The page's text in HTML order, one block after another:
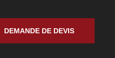
DEMANDE DE DEVIS